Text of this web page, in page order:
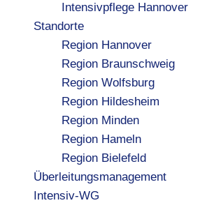
Intensivpflege Hannover
Standorte
Region Hannover
Region Braunschweig
Region Wolfsburg
Region Hildesheim
Region Minden
Region Hameln
Region Bielefeld
Überleitungsmanagement
Intensiv-WG